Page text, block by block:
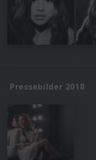
Pressebilder 2018